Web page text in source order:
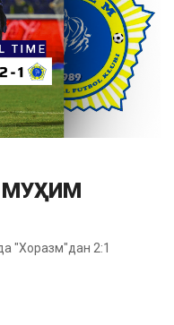
МУҲИМ
"Хоразм"дан 2:1